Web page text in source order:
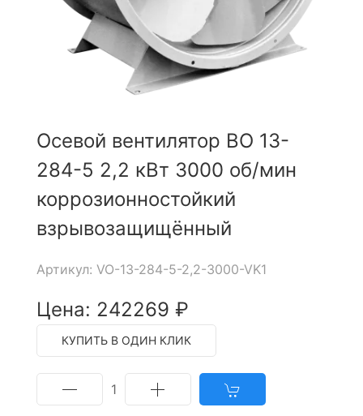
Осевой вентилятор ВО 13-
284-5 2,2 кВт 3000 об/мин
коррозионностойкий
взрывозащищённый
Артикул: VO-13-284-5-2,2-3000-VK1
Цена: 242269 ₽
КУПИТЬ В ОДИН КЛИК
1